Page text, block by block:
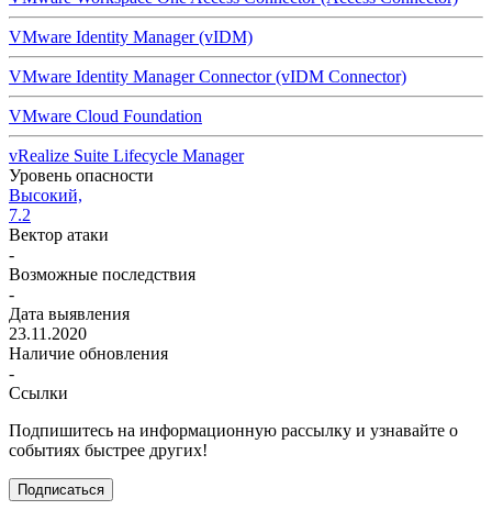
VMware Identity Manager (vIDM)
VMware Identity Manager Connector (vIDM Connector)
VMware Cloud Foundation
vRealize Suite Lifecycle Manager
Уровень опасности
Высокий,
7.2
Вектор атаки
-
Возможные последствия
-
Дата выявления
23.11.2020
Наличие обновления
-
Ссылки
Подпишитесь на информационную рассылку и узнавайте о
событиях быстрее других!
Подписаться